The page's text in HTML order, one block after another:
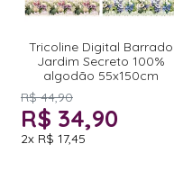
Tricoline Digital Barrado
Jardim Secreto 100%
algodão 55x150cm
R$ 44,90
R$ 34,90
2x R$ 17,45